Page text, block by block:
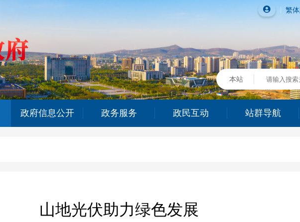
繁体
政府信息公开 政务服务 政民互动 站群导航
山地光伏助力绿色发展